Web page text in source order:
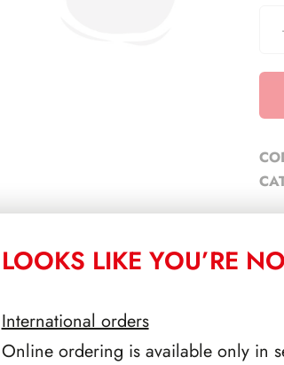
PRODOTTI CORRELATI
LOOKS LIKE YOU’RE
International orders
Online ordering is available only in